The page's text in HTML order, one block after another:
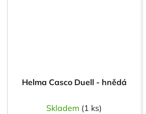
Helma Casco Duell - hnědá
Skladem (1 ks)